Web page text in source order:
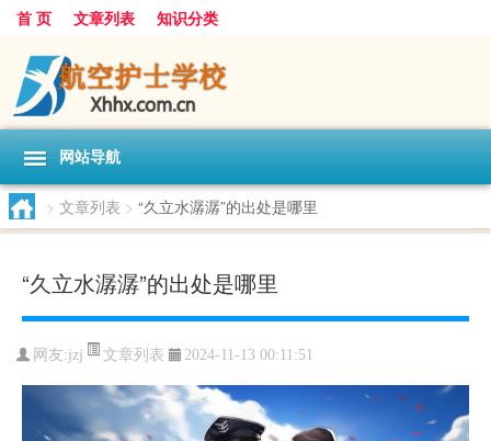
首 页 文章列表 知识分类
网站导航
> 文章列表 > “久立水潺潺”的出处是哪里
“久立水潺潺”的出处是哪里
网友:jzj 文章列表 2024-11-13 00:11:51